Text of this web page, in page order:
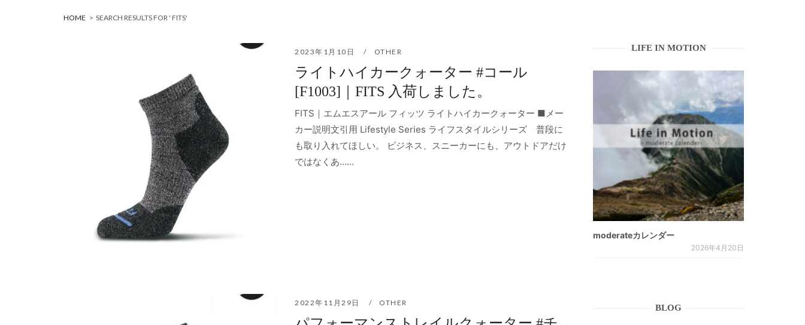
HOME > SEARCH RESULTS FOR ' FITS'
2023年1月10日 OTHER
ライトハイカークォーター #コール
[F1003]｜FITS 入荷しました。
FITS｜エムエスアール フィッツ ライトハイカークォーター ■メー
カー説明文引用 Lifestyle Series ライフスタイルシリーズ 普段に
も取り入れてほしい。 ビジネス、スニーカーにも、アウトドアだけ
ではなくあ…...
2022年11月29日 OTHER
LIFE IN MOTION
moderateカレンダー
2026年4月20日
BLOG